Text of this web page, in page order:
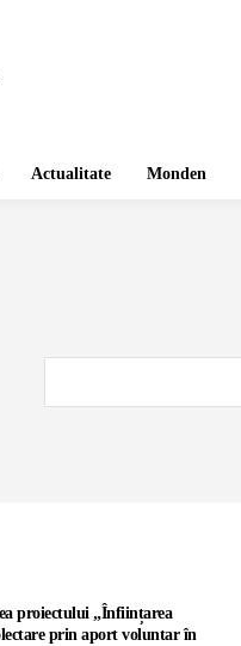
Actualitate Monden
proiectului „Înființarea
prin aport voluntar în